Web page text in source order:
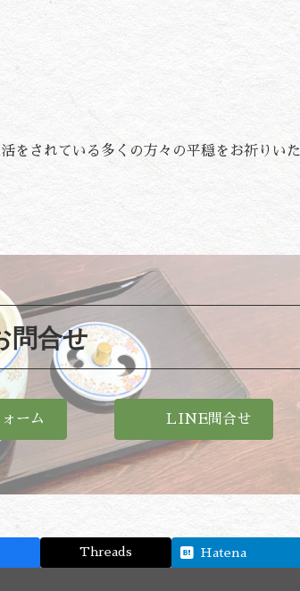
をされている多くの方々の平穏をお祈りいた
問合せ
ーム ＬINE問合せ
Threads Hatena